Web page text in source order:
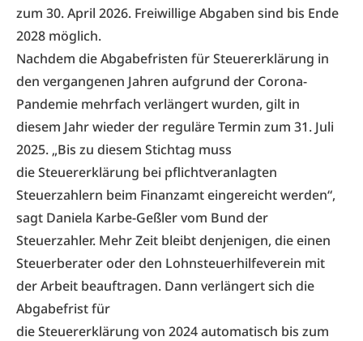
zum 30. April 2026. Freiwillige Abgaben sind bis Ende
2028 möglich.
Nachdem die Abgabefristen für Steuererklärung in
den vergangenen Jahren aufgrund der Corona-
Pandemie mehrfach verlängert wurden, gilt in
diesem Jahr wieder der reguläre Termin zum 31. Juli
2025. „Bis zu diesem Stichtag muss
die Steuererklärung bei pflichtveranlagten
Steuerzahlern beim Finanzamt eingereicht werden“,
sagt Daniela Karbe-Geßler vom Bund der
Steuerzahler. Mehr Zeit bleibt denjenigen, die einen
Steuerberater oder den Lohnsteuerhilfeverein mit
der Arbeit beauftragen. Dann verlängert sich die
Abgabefrist für
die Steuererklärung von 2024 automatisch bis zum